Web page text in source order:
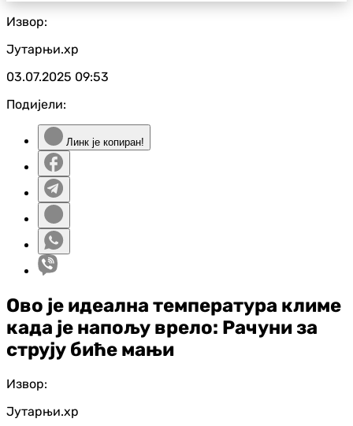
Извор:
Јутарњи.хр
03.07.2025 09:53
Подијели:
Линк је копиран!
Ово је идеална температура климе
када је напољу врело: Рачуни за
струју биће мањи
Извор:
Јутарњи.хр